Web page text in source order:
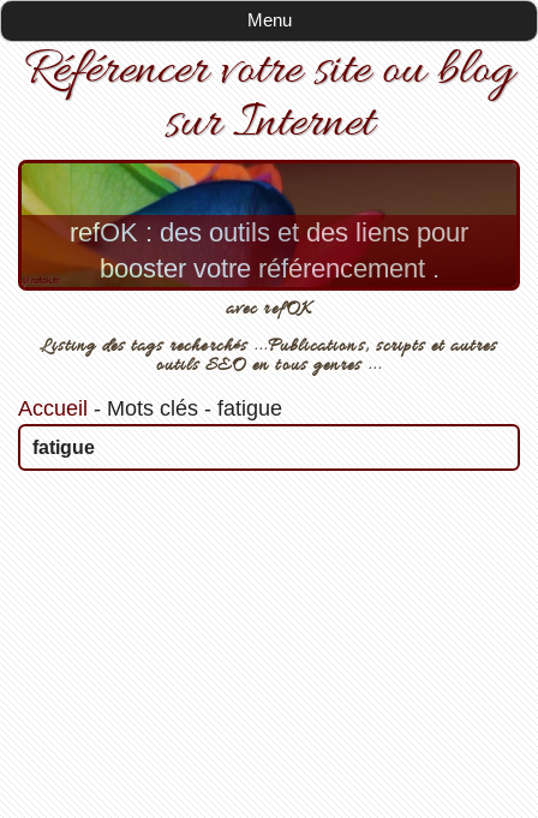
Menu
Référencer votre site ou blog
sur Internet
refOK : des outils et des liens pour
booster votre référencement .
avec refOK
Listing des tags recherchés ...Publications, scripts et autres
outils SEO en tous genres ...
Accueil - Mots clés- fatigue
fatigue